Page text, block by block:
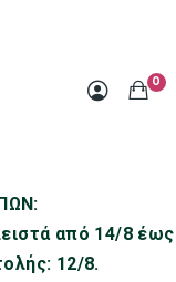
0
από 14/8 έως
12/8.